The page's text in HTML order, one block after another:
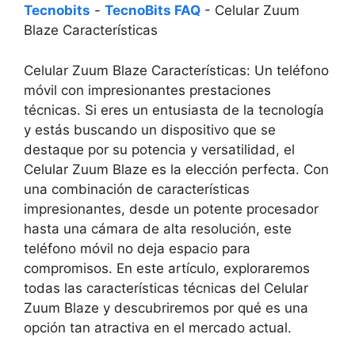
Tecnobits - TecnoBits FAQ - Celular Zuum
Blaze Características
Celular Zuum Blaze Características: Un teléfono‌
móvil con impresionantes prestaciones
técnicas. Si eres un entusiasta de ⁣la tecnología
y estás buscando un dispositivo que se
destaque por su potencia y versatilidad, el
Celular ​Zuum ​Blaze es la elección perfecta. Con
una combinación de ⁢características
impresionantes, desde un potente procesador
hasta una cámara de alta resolución, este
teléfono ⁣móvil no ‌deja espacio para‍
compromisos. En este artículo, exploraremos
todas las características técnicas del Celular
Zuum Blaze y descubriremos por qué es ⁤una
⁣opción tan⁢ atractiva en ‍el mercado ⁣actual.